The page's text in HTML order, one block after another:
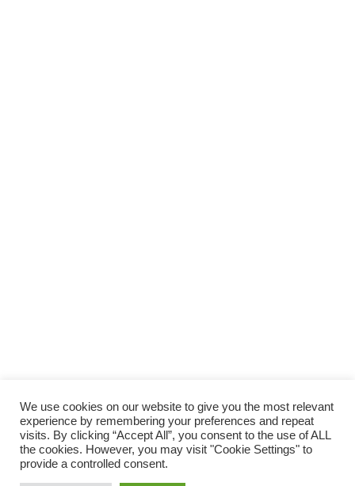
ホーム
当サイトについて（About Us）
プライバシーポリシー
We use cookies on our website to give you the most relevant
experience by remembering your preferences and repeat
visits. By clicking “Accept All”, you consent to the use of ALL
the cookies. However, you may visit "Cookie Settings" to
provide a controlled consent.